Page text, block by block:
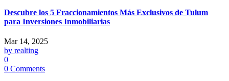
Descubre los 5 Fraccionamientos Más Exclusivos de Tulum
para Inversiones Inmobiliarias
Mar 14, 2025
by realting
0
0 Comments